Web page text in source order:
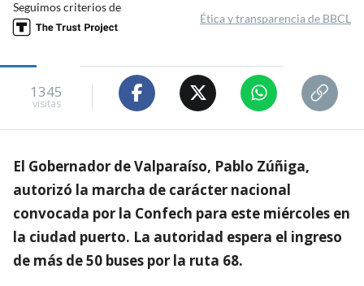
Seguimos criterios de
Ética y transparencia de BBCL
1345
visitas
El Gobernador de Valparaíso, Pablo Zúñiga,
autorizó la marcha de carácter nacional
convocada por la Confech para este miércoles en
la ciudad puerto. La autoridad espera el ingreso
de más de 50 buses por la ruta 68.